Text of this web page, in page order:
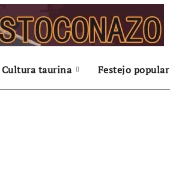
Cultura taurina Festejo popular